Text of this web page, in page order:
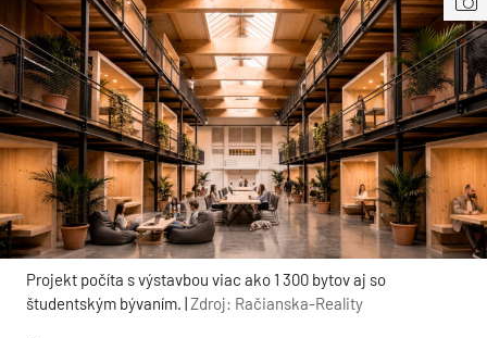
Projekt počíta s výstavbou viac ako 1 300 bytov aj so
študentským bývaním. |Zdroj: Račianska-Reality